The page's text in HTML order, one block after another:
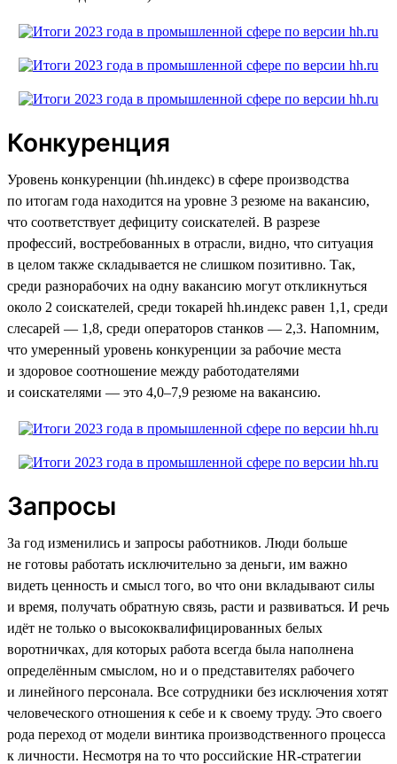
Конкуренция
Уровень конкуренции (hh.индекс) в сфере производства
по итогам года находится на уровне 3 резюме на вакансию,
что соответствует дефициту соискателей. В разрезе
профессий, востребованных в отрасли, видно, что ситуация
в целом также складывается не слишком позитивно. Так,
среди разнорабочих на одну вакансию могут откликнуться
около 2 соискателей, среди токарей hh.индекс равен 1,1, среди
слесарей — 1,8, среди операторов станков — 2,3. Напомним,
что умеренный уровень конкуренции за рабочие места
и здоровое соотношение между работодателями
и соискателями — это 4,0–7,9 резюме на вакансию.
Запросы
За год изменились и запросы работников. Люди больше
не готовы работать исключительно за деньги, им важно
видеть ценность и смысл того, во что они вкладывают силы
и время, получать обратную связь, расти и развиваться. И речь
идёт не только о высококвалифицированных белых
воротничках, для которых работа всегда была наполнена
определённым смыслом, но и о представителях рабочего
и линейного персонала. Все сотрудники без исключения хотят
человеческого отношения к себе и к своему труду. Это своего
рода переход от модели винтика производственного процесса
к личности. Несмотря на то что российские HR-стратегии